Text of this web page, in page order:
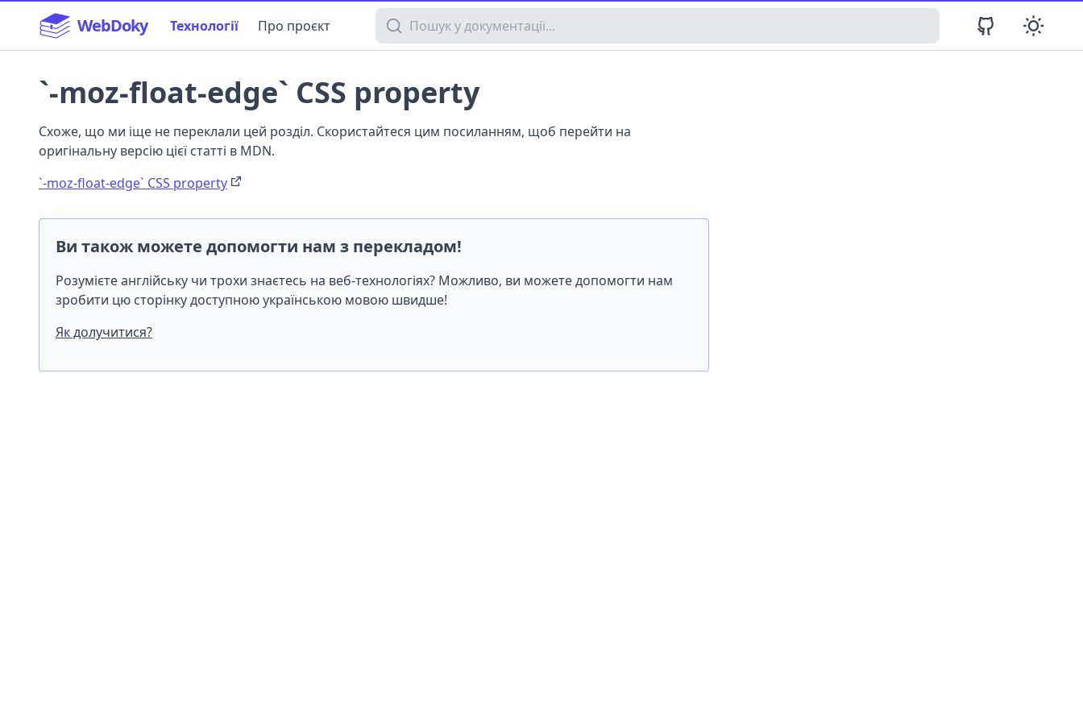
WebDoky Технології Про проєкт Пошук у документації
`-moz-float-edge` CSS property
Схоже, що ми іще не переклали цей розділ. Скористайтеся цим посиланням, щоб перейти на
оригінальну версію цієї статті в MDN.
`-moz-float-edge` CSS property
Ви також можете допомогти нам з перекладом!
Розумієте англійську чи трохи знаєтесь на веб-технологіях? Можливо, ви можете допомогти нам
зробити цю сторінку доступною українською мовою швидше!
Як долучитися?